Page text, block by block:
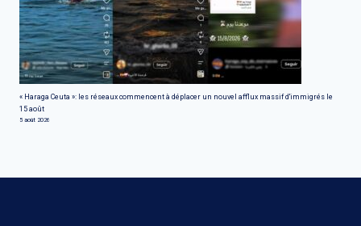
« Haraga Ceuta »: les réseaux commencent à déplacer un nouvel afflux massif d'immigrés le
15 août
5 août 2026